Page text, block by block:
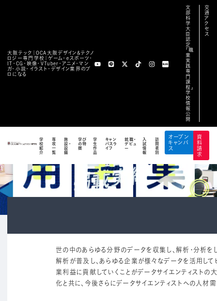
大阪テック｜OCA⼤阪デザイン&テクノ
ロジー専⾨学校｜ゲーム・eスポーツ・
IT・CG・映像・VTuber・アニメ・マン
ガ・小説・イラスト・デザイン業界のプ
ロになる
文
部
科
学
大
臣
認
定
「職
業
実
践
専
門
課
程」
学
校
情
報
公
開
交
通
ア
ク
セ
ス
学
校
紹
介
専
攻
一
覧
施
設・
設
備
学び
の特
徴
学
生
作
品
キャン
パスラ
イフ
就職・
デビュ
ー
入
試
情
報
訪
問
者
別
オープン
キャンパ
ス
資
料
請
求
世の中のあらゆる分野のデータを収集し、解析・分析を
解析が普及し、あらゆる企業が様々なデータを活用し
業利益に貢献していくことがデータサイエンティストの
化と共に、今後さらにデータサイエンティストへの人材